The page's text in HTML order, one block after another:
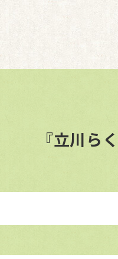
『立川ら